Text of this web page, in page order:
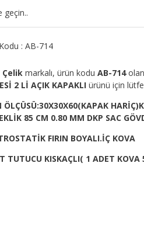
geçin..
: AB-714
markalı, ürün koduAB-714
2 Lİ AÇIK KAPAKLI ürünü için
ÖLÇÜSÜ:30X30X60(KAPAK
85 CM 0.80 MM DKP SAC
FIRIN BOYALI.İÇ KOVA
TUTUCU KISKAÇLI( 1 ADET KOVA